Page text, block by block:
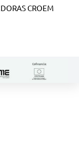
CROEM